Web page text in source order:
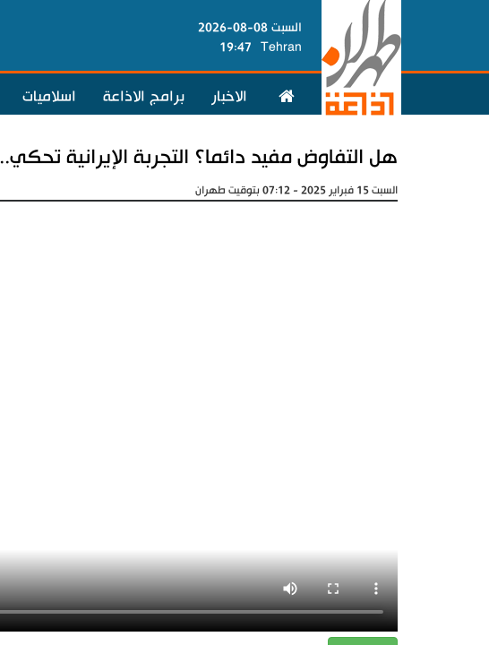
السبت 08-08-2026
Tehran
19:47
الاخبار برامج الاذاعة اسلاميات
هل التفاوض مفيد دائما؟ التجربة الإيرانية تحكي..
السبت 15 فبراير 2025 - 07:12 بتوقيت طهران